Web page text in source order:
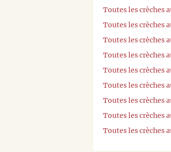
Toutes les crèches
Toutes les crèches
Toutes les crèches
Toutes les crèches
Toutes les crèches
Toutes les crèches
Toutes les crèches
Toutes les crèches
Toutes les crèches